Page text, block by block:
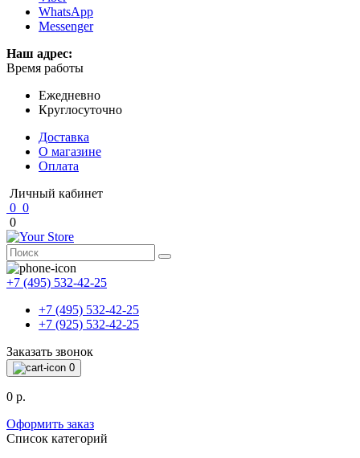
WhatsApp
Messenger
Наш адрес:
Время работы
Ежедневно
Круглосуточно
Доставка
О магазине
Оплата
Личный кабинет
0 0
0
+7 (495) 532-42-25
+7 (495) 532-42-25
+7 (925) 532-42-25
Заказать звонок
0
0 р.
Оформить заказ
Список категорий